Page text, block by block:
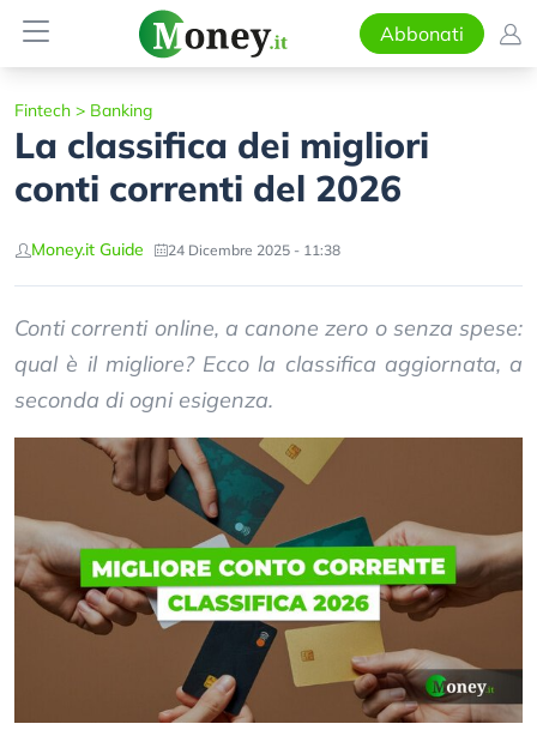
Abbonati
Fintech > Banking
La classifica dei migliori
conti correnti del 2026
Money.it Guide 24 Dicembre 2025 - 11:38
Conti correnti online, a canone zero o senza spese:
qual è il migliore? Ecco la classifica aggiornata, a
seconda di ogni esigenza.